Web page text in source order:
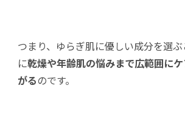
つまり、ゆらぎ肌に優しい成分を選
に乾燥や年齢肌の悩みまで広範囲に
がるのです。